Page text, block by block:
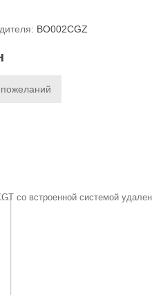
BO002CGZ
пожеланий
со встроенной системой